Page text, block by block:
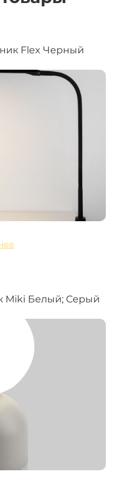
Flex Черный
Miki Белый; Серый